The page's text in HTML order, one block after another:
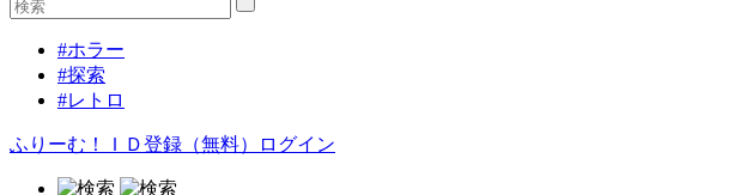
#ホラー
#探索
#レトロ
ふりーむ！ＩＤ登録（無料） ログイン